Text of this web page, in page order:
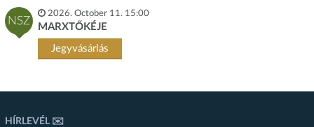
NSZ
2026. October 11. 15:00
MARXTŐKÉJE
Jegyvásárlás
HÍRLEVÉL ✉️